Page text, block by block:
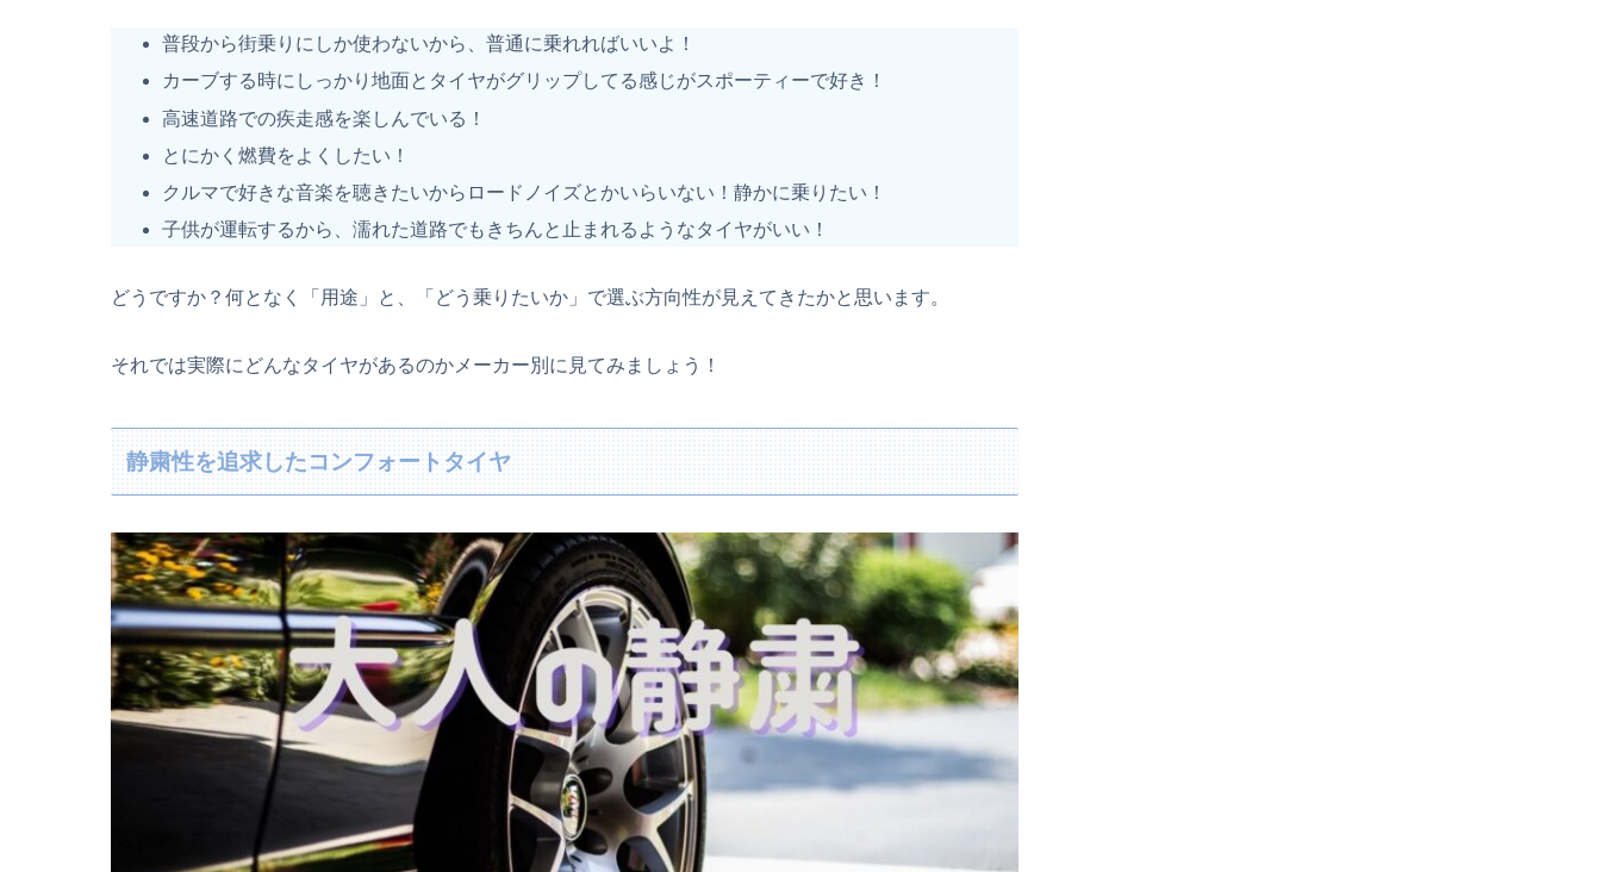
普段から街乗りにしか使わないから、普通に乗れればいいよ！
カーブする時にしっかり地面とタイヤがグリップしてる感じがスポーティーで好き！
高速道路での疾走感を楽しんでいる！
とにかく燃費をよくしたい！
クルマで好きな音楽を聴きたいからロードノイズとかいらいない！静かに乗りたい！
子供が運転するから、濡れた道路でもきちんと止まれるようなタイヤがいい！
どうですか？何となく「用途」と、「どう乗りたいか」で選ぶ方向性が見えてきたかと思います。
それでは実際にどんなタイヤがあるのかメーカー別に見てみましょう！
静粛性を追求したコンフォートタイヤ